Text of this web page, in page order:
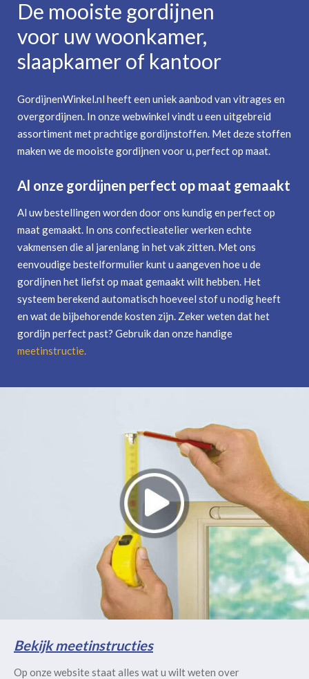
De mooiste gordijnen
voor uw woonkamer,
slaapkamer of kantoor
GordijnenWinkel.nl heeft een uniek aanbod van vitrages en
overgordijnen. In onze webwinkel vindt u een uitgebreid
assortiment met prachtige gordijnstoffen. Met deze stoffen
maken we de mooiste gordijnen voor u, perfect op maat.
Al onze gordijnen perfect op maat gemaakt
Al uw bestellingen worden door ons kundig en perfect op
maat gemaakt. In ons confectieatelier werken echte
vakmensen die al jarenlang in het vak zitten. Met ons
eenvoudige bestelformulier kunt u aangeven hoe u de
gordijnen het liefst op maat gemaakt wilt hebben. Het
systeem berekend automatisch hoeveel stof u nodig heeft
en wat de bijbehorende kosten zijn. Zeker weten dat het
gordijn perfect past? Gebruik dan onze handige
meetinstructie.
Bekijk meetinstructies
Op onze website staat alles wat u wilt weten over